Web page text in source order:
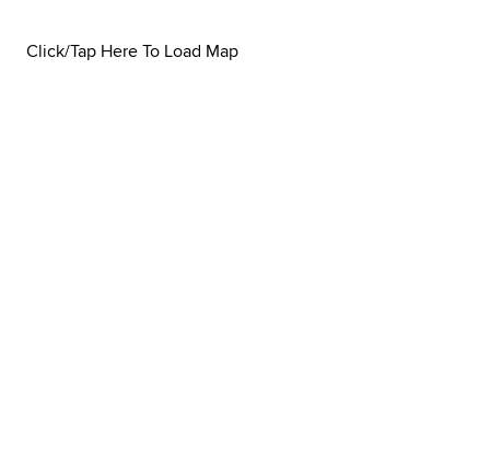
Click/Tap Here To Load Map